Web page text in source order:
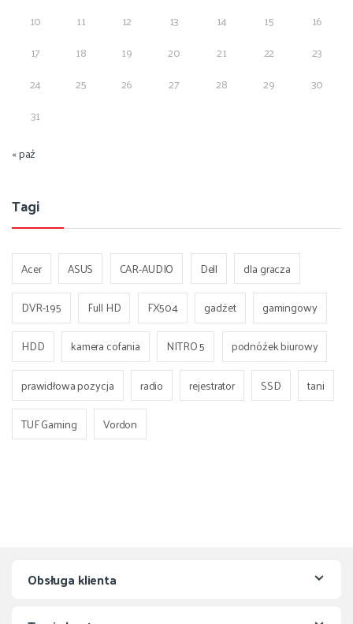
10
11 12 13 14 15
16
17
18 19 20 21 22
23
24
25 26 27 28 29
30
31
« paź
Tagi
Acer ASUS CAR-AUDIO Dell
dla gracza
DVR-195
Full HD FX504 gadżet
gamingowy
HDD
kamera cofania NITRO 5
podnóżek biurowy
prawidłowa pozycja
radio rejestrator SSD
tani
TUF Gaming
Vordon
Obsługa klienta